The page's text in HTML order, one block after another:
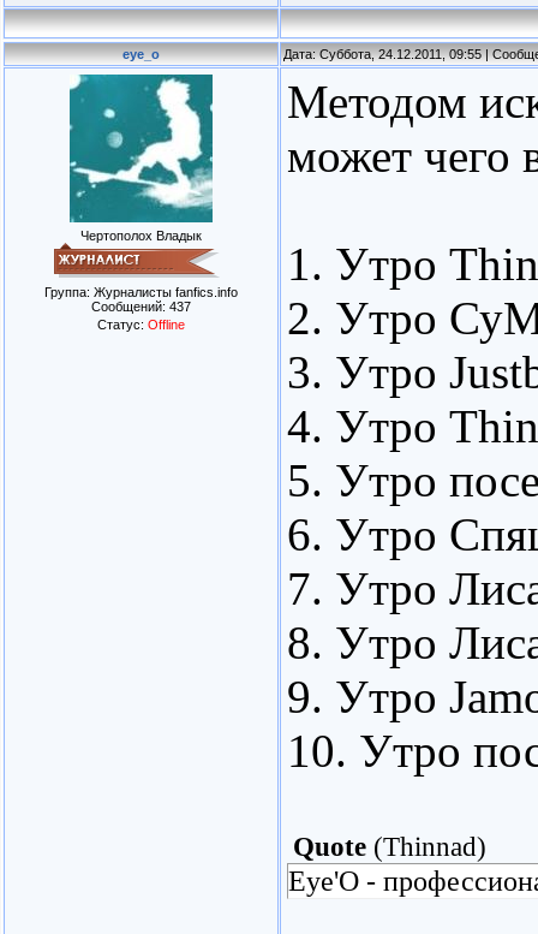
eye_o Дата: Суббота, 24.12.2011, 09:55 |
Чертополох Владык
Группа: Журналисты fanfics.info
Сообщений: 437
Статус: Offline
Методом
может чего
1. Утро
2. Утро
3. Утро
4. Утро
5. Утро
6. Утро
7. Утро
8. Утро
9. Утро
10. Утро
Quote (Thinnad)
Eye'O -